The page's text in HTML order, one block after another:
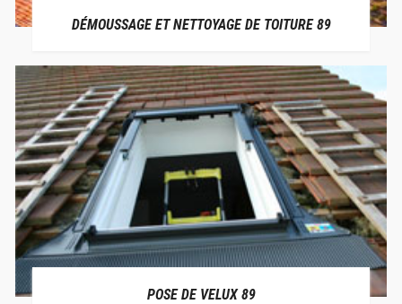
DÉMOUSSAGE ET NETTOYAGE DE TOITURE 89
POSE DE VELUX 89